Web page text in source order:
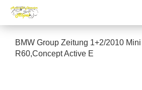
BMW Group Zeitung 1+2/2010
R60,Concept Active E